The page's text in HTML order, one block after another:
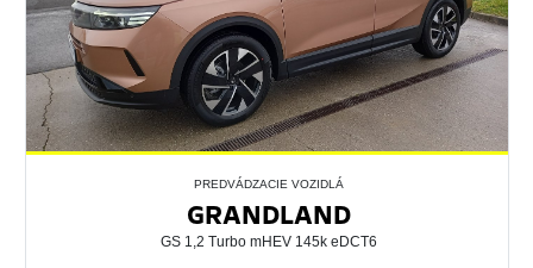
PREDVÁDZACIE VOZIDLÁ
GRANDLAND
GS 1,2 Turbo mHEV 145k eDCT6